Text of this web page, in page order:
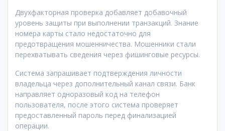
Двухфакторная проверка добавляет добавочный
уровень защиты при выполнении транзакций. Знание
номера карты стало недостаточно для
предотвращения мошенничества. Мошенники стали
перехватывать сведения через фишинговые ресурсы.
Система запрашивает подтверждения личности
владельца через дополнительный канал связи. Банк
направляет одноразовый код на телефон
пользователя, после этого система проверяет
предоставленный пароль перед финализацией
операции.